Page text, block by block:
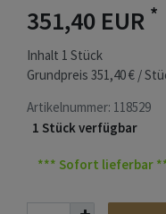
351,40 EUR *
Inhalt 1 Stück
Grundpreis 351,40 € /
Artikelnummer: 118529
1 Stück verfügbar
*** Sofort lieferbar